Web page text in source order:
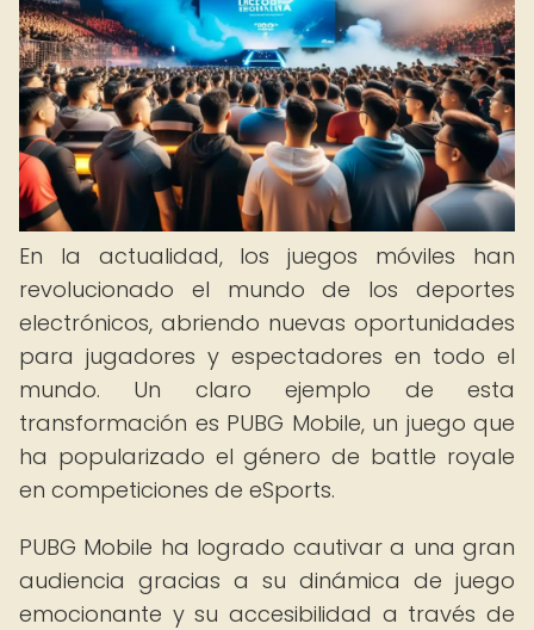
En la actualidad, los juegos móviles han
revolucionado el mundo de los deportes
electrónicos, abriendo nuevas oportunidades
para jugadores y espectadores en todo el
mundo. Un claro ejemplo de esta
transformación es PUBG Mobile, un juego que
ha popularizado el género de battle royale
en competiciones de eSports.
PUBG Mobile ha logrado cautivar a una gran
audiencia gracias a su dinámica de juego
emocionante y su accesibilidad a través de